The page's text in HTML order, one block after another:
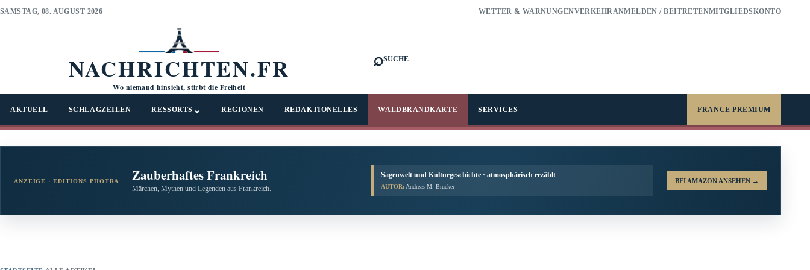
SAMSTAG, 08. AUGUST 2026 WETTER & WARNUNGENVERKEHRANMELDEN / BEITRETENMITGLIEDSKONTO
NACHRICHTEN.FR
Wo niemand hinsieht, stirbt die Freiheit
⌕SUCHE
AKTUELL SCHLAGZEILEN RESSORTS ⌄ REGIONEN REDAKTIONELLES WALDBRANDKARTE SERVICES FRANCE PREMIUM
ANZEIGE · EDITIONS PHOTRA Zauberhaftes Frankreich
Märchen, Mythen und Legenden aus Frankreich.
Sagenwelt und Kulturgeschichte · atmosphärisch erzählt
AUTOR:Andreas M. Brucker
BEI AMAZON ANSEHEN →